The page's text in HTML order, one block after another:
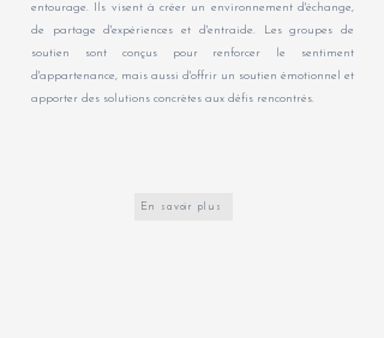
entourage. Ils visent à créer un environnement d'échange,
de partage d'expériences et d'entraide. Les groupes de
soutien sont conçus pour renforcer le sentiment
d'appartenance, mais aussi d'offrir un soutien émotionnel et
apporter des solutions concrètes aux défis rencontrés.​​
En savoir plus